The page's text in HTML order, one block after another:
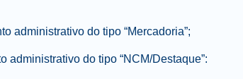
administrativo do tipo “Mercadoria”;
administrativo do tipo “NCM/Destaque”: